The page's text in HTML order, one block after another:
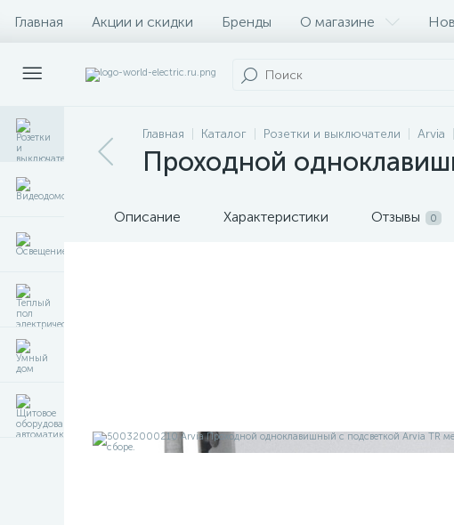
Главная Акции и скидки Бренды О магазине
Главная Каталог Розетки и выключатели Arvia
Проходной
Описание Характеристики Отзывы 0